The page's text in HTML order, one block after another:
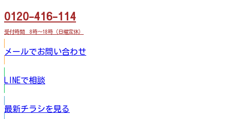
0120-416-114
受付時間 8時～18時（日曜定休）
メールでお問い合わせ
LINEで相談
最新チラシを見る